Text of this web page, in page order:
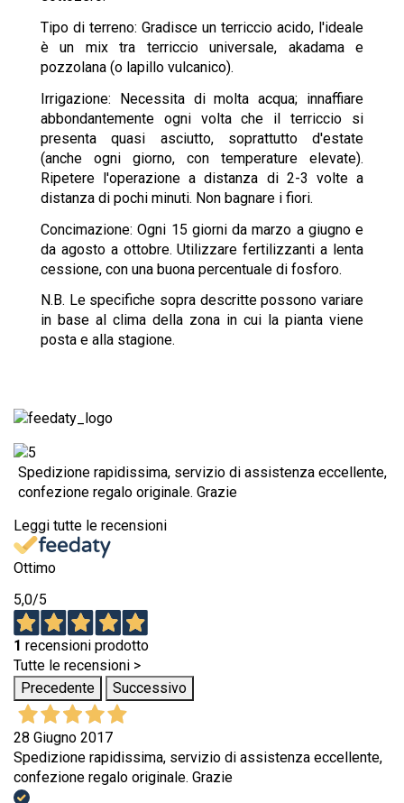
Tipo di terreno: Gradisce un terriccio acido, l'ideale
è un mix tra terriccio universale, akadama e
pozzolana (o lapillo vulcanico).
Irrigazione: Necessita di molta acqua; innaffiare
abbondantemente ogni volta che il terriccio si
presenta quasi asciutto, soprattutto d'estate
(anche ogni giorno, con temperature elevate).
Ripetere l'operazione a distanza di 2-3 volte a
distanza di pochi minuti. Non bagnare i fiori.
Concimazione: Ogni 15 giorni da marzo a giugno e
da agosto a ottobre. Utilizzare fertilizzanti a lenta
cessione, con una buona percentuale di fosforo.
N.B. Le specifiche sopra descritte possono variare
in base al clima della zona in cui la pianta viene
posta e alla stagione.
Spedizione rapidissima, servizio di assistenza eccellente,
confezione regalo originale. Grazie
Leggi tutte le recensioni
Ottimo
5,0/5
1 recensioni prodotto
Tutte le recensioni >
Precedente
Successivo
28 Giugno 2017
Spedizione rapidissima, servizio di assistenza eccellente,
confezione regalo originale. Grazie